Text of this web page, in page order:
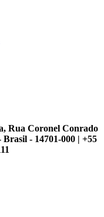
Rua Coronel Conrado
- 14701-000 | +55